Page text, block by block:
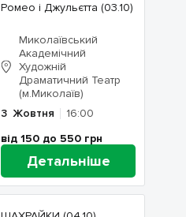
Ромео і Джульєтта (03.10)
Миколаївський
Академічний
Художній
Драматичний Театр
(м.Миколаїв)
3 Жовтня
16:00
від 150 до 550 грн
Детальніше